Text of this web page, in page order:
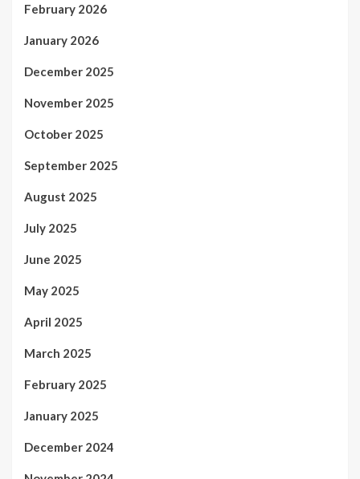
February 2026
January 2026
December 2025
November 2025
October 2025
September 2025
August 2025
July 2025
June 2025
May 2025
April 2025
March 2025
February 2025
January 2025
December 2024